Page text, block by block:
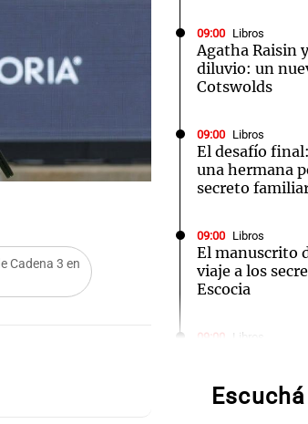
Cadena 3 en
09:00 Libros
Agatha Raisin
diluvio: un
Cotswolds
09:00 Libros
El desafío
una hermana
secreto
09:00 Libros
El manuscrito
viaje a los
Escocia
09:00 Libros
la